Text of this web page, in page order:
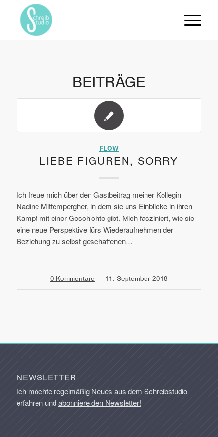
BEITRÄGE
FLOW
LIEBE FIGUREN, SORRY
Ich freue mich über den Gastbeitrag meiner Kollegin
Nadine Mittempergher, in dem sie uns Einblicke in ihren
Kampf mit einer Geschichte gibt. Mich fasziniert, wie sie
eine neue Perspektive fürs Wiederaufnehmen der
Beziehung zu selbst geschaffenen…
0 Kommentare
/ 11. September 2018
NEWSLETTER
Ich möchte regelmäßig Neues aus dem Schreibstudio
erfahren undabonniere den Newsletter!